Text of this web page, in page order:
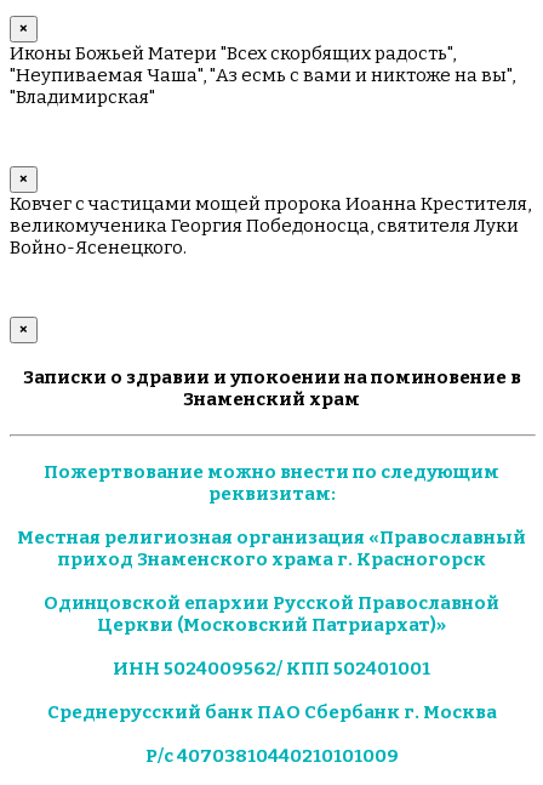
×
Иконы Божьей Матери "Всех скорбящих радость",
"Неупиваемая Чаша", "Аз есмь с вами и никтоже на вы",
"Владимирская"
×
Ковчег с частицами мощей пророка Иоанна Крестителя,
великомученика Георгия Победоносца, святителя Луки
Войно-Ясенецкого.
×
Записки о здравии и упокоении на поминовение в
Знаменский храм
Пожертвование можно внести по следующим
реквизитам:
Местная религиозная организация «Православный
приход Знаменского храма г. Красногорск
Одинцовской епархии Русской Православной
Церкви (Московский Патриархат)»
ИНН 5024009562/ КПП 502401001
Среднерусский банк ПАО Сбербанк г. Москва
Р/с 40703810440210101009